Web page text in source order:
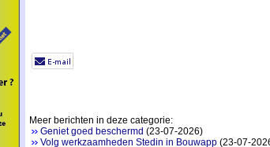
Meer berichten in deze categorie:
Geniet goed beschermd (23-07-2026)
Volg werkzaamheden Stedin in Bouwapp(23-07-